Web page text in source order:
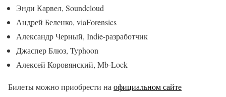
Энди Карвел, Soundcloud
Андрей Беленко, viaForensics
Александр Черный, Indie-разработчик
Джаспер Блюз, Typhoon
Алексей Коровянский, Mb-Lock
Билеты можно приобрести на официальном сайте